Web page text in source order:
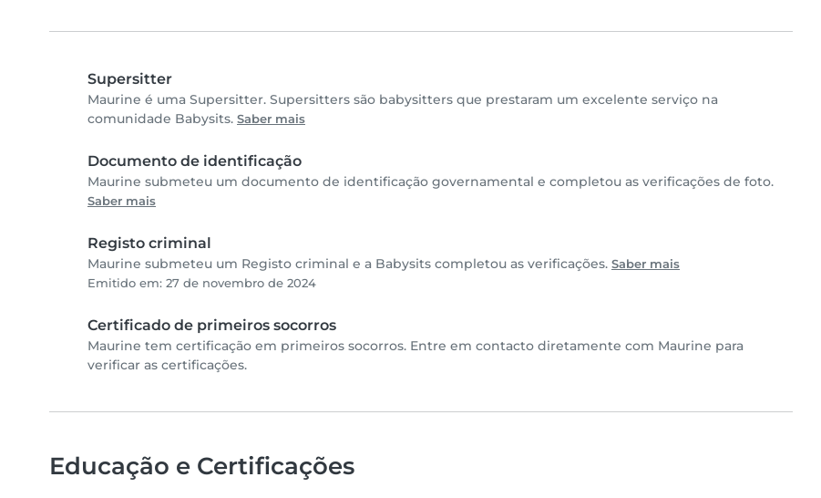
Supersitter
Maurine é uma Supersitter. Supersitters são babysitters que prestaram um excelente serviço na
comunidade Babysits. Saber mais
Documento de identificação
Maurine submeteu um documento de identificação governamental e completou as verificações de foto.
Saber mais
Registo criminal
Maurine submeteu um Registo criminal e a Babysits completou as verificações. Saber mais
Emitido em: 27 de novembro de 2024
Certificado de primeiros socorros
Maurine tem certificação em primeiros socorros. Entre em contacto diretamente com Maurine para
verificar as certificações.
Educação e Certificações